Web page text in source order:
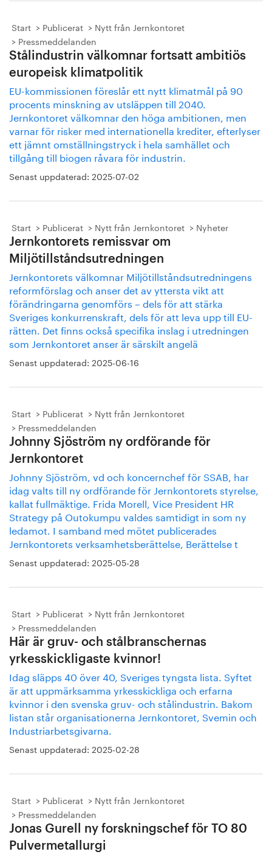
Start Publicerat
Nytt från Jernkontoret
Pressmeddelanden
Stålindustrin välkomnar fortsatt ambitiös
europeisk klimatpolitik
EU-kommissionen föreslår ett nytt klimatmål på 90
procents minskning av utsläppen till 2040.
Jernkontoret välkomnar den höga ambitionen, men
varnar för risker med internationella krediter, efterlyser
ett jämnt omställningstryck i hela samhället och
tillgång till biogen råvara för industrin.
Senast uppdaterad: 2025-07-02
Start Publicerat Nytt från Jernkontoret Nyheter
Jernkontorets remissvar om
Miljötillståndsutredningen
Jernkontorets välkomnar Miljötillståndsutredningens
reformförslag och anser det av yttersta vikt att
förändringarna genomförs – dels för att stärka
Sveriges konkurrenskraft, dels för att leva upp till EU-
rätten. Det finns också specifika inslag i utredningen
som Jernkontoret anser är särskilt angelä
Senast uppdaterad: 2025-06-16
Start Publicerat
Nytt från Jernkontoret
Pressmeddelanden
Johnny Sjöström ny ordförande för
Jernkontoret
Johnny Sjöström, vd och koncernchef för SSAB, har
idag valts till ny ordförande för Jernkontorets styrelse,
kallat fullmäktige. Frida Morell, Vice President HR
Strategy på Outokumpu valdes samtidigt in som ny
ledamot. I samband med mötet publicerades
Jernkontorets verksamhetsberättelse, Berättelse t
Senast uppdaterad: 2025-05-28
Start Publicerat
Nytt från Jernkontoret
Pressmeddelanden
Här är gruv- och stålbranschernas
yrkesskickligaste kvinnor!
Idag släpps 40 över 40, Sveriges tyngsta lista. Syftet
är att uppmärksamma yrkesskickliga och erfarna
kvinnor i den svenska gruv- och stålindustrin. Bakom
listan står organisationerna Jernkontoret, Svemin och
Industriarbetsgivarna.
Senast uppdaterad: 2025-02-28
Start Publicerat
Nytt från Jernkontoret
Pressmeddelanden
Jonas Gurell ny forskningschef för TO 80
Pulvermetallurgi